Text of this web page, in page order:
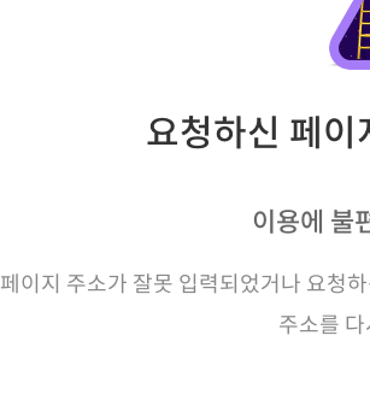
요청하신 페
이용에 불
페이지 주소가 잘못 입력되었거나 요청
주소를